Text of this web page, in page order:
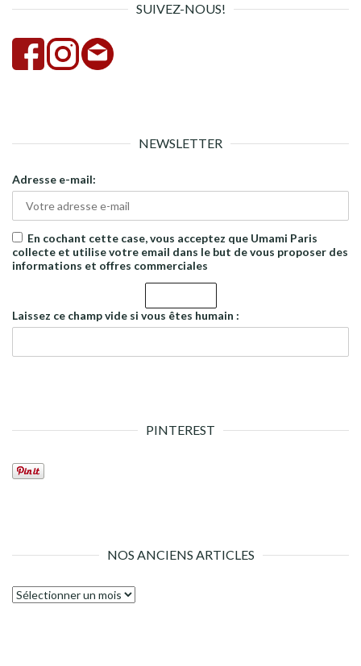
SUIVEZ-NOUS!
NEWSLETTER
Adresse e-mail:
En cochant cette case, vous acceptez que Umami Paris
collecte et utilise votre email dans le but de vous proposer des
informations et offres commerciales
Laissez ce champ vide si vous êtes humain :
PINTEREST
NOS ANCIENS ARTICLES
Nos